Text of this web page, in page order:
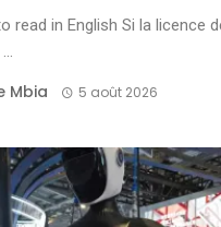
read in English Si la licence
Mbia 5 août 2026